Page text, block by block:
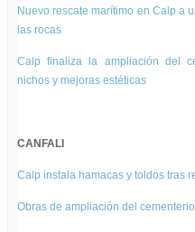
Nuevo rescate marítimo en Calp a
las rocas
Calp finaliza la ampliación del
nichos y mejoras estéticas
CANFALI
Calp instala hamacas y toldos tras
Obras de ampliación del